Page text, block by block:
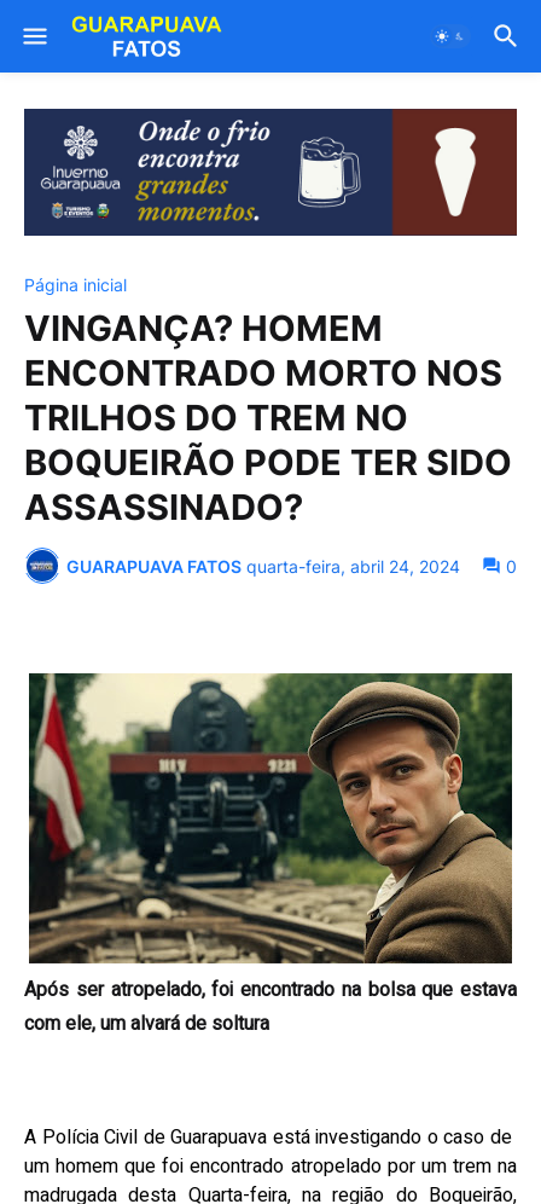
Página inicial
VINGANÇA? HOMEM
ENCONTRADO MORTO NOS
TRILHOS DO TREM NO
BOQUEIRÃO PODE TER SIDO
ASSASSINADO?
GUARAPUAVA FATOS quarta-feira, abril 24, 2024 0
Após ser atropelado, foi encontrado na bolsa que estava
com ele, um alvará de soltura
A Polícia Civil de Guarapuava está investigando o caso de
um homem que foi encontrado atropelado por um trem na
madrugada desta Quarta-feira, na região do Boqueirão,